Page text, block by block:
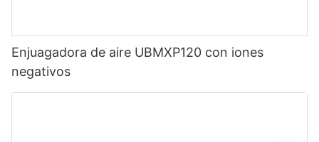
Enjuagadora de aire UBMXP120 con iones
negativos